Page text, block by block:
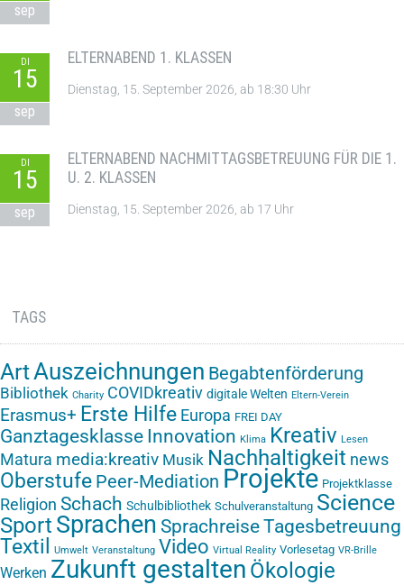
sep
DI
15
sep
ELTERNABEND 1. KLASSEN
Dienstag, 15. September 2026, ab 18:30 Uhr
DI
15
sep
ELTERNABEND NACHMITTAGSBETREUUNG FÜR DIE 1.
U. 2. KLASSEN
Dienstag, 15. September 2026, ab 17 Uhr
TAGS
ArtAuszeichnungen Begabtenförderung
Bibliothek Charity COVIDkreativ digitale Welten Eltern-Verein
Erasmus+ Erste Hilfe Europa FREI DAY
Ganztagesklasse Innovation Klima Kreativ Lesen
Matura media:kreativ Musik Nachhaltigkeit news
Oberstufe Peer-Mediation Projekte Projektklasse
Religion Schach Schulbibliothek Schulveranstaltung Science
Sport Sprachen SprachreiseTagesbetreuung
Textil Umwelt Veranstaltung Video Virtual Reality Vorlesetag VR-Brille
Werken Zukunft gestalten Ökologie